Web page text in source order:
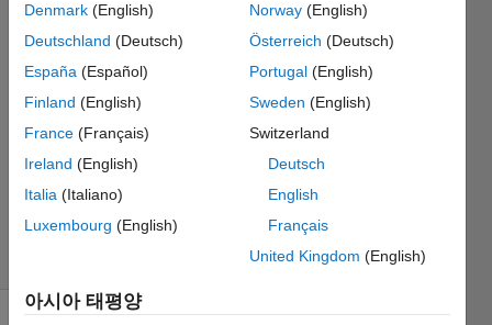
mirewuti
muhetaer
24
0 답변
업데이트
시간: 2020
조회 수: 8
Denmark (English)
Deutschland (Deutsch)
España (Español)
Finland (English)
France (Français)
Ireland (English)
Italia (Italiano)
Luxembourg (English)
Norway(English)
Österreich (Deutsch)
Portugal(English)
Sweden (English)
Switzerland
Deutsch
English
Français
United Kingdom (English)
아시아 태평양